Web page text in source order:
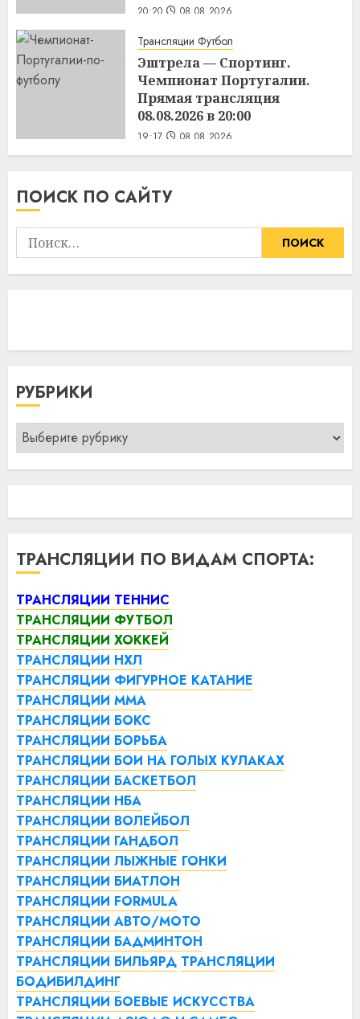
20:20 08.08.2026
Трансляции Футбол
Эштрела — Спортинг.
Чемпионат Португалии.
Прямая трансляция
08.08.2026 в 20:00
19:17 08.08.2026
ПОИСК ПО САЙТУ
Найти:
РУБРИКИ
Рубрики
ТРАНСЛЯЦИИ ПО ВИДАМ СПОРТА:
ТРАНСЛЯЦИИ ТЕННИС
ТРАНСЛЯЦИИ ФУТБОЛ
ТРАНСЛЯЦИИ ХОККЕЙ
ТРАНСЛЯЦИИ НХЛ
ТРАНСЛЯЦИИ ФИГУРНОЕ КАТАНИЕ
ТРАНСЛЯЦИИ ММА
ТРАНСЛЯЦИИ БОКС
ТРАНСЛЯЦИИ БОРЬБА
ТРАНСЛЯЦИИ БОИ НА ГОЛЫХ КУЛАКАХ
ТРАНСЛЯЦИИ БАСКЕТБОЛ
ТРАНСЛЯЦИИ НБА
ТРАНСЛЯЦИИ ВОЛЕЙБОЛ
ТРАНСЛЯЦИИ ГАНДБОЛ
ТРАНСЛЯЦИИ ЛЫЖНЫЕ ГОНКИ
ТРАНСЛЯЦИИ БИАТЛОН
ТРАНСЛЯЦИИ FORMULA
ТРАНСЛЯЦИИ АВТО/МОТО
ТРАНСЛЯЦИИ БАДМИНТОН
ТРАНСЛЯЦИИ БИЛЬЯРД ТРАНСЛЯЦИИ
БОДИБИЛДИНГ
ТРАНСЛЯЦИИ БОЕВЫЕ ИСКУССТВА